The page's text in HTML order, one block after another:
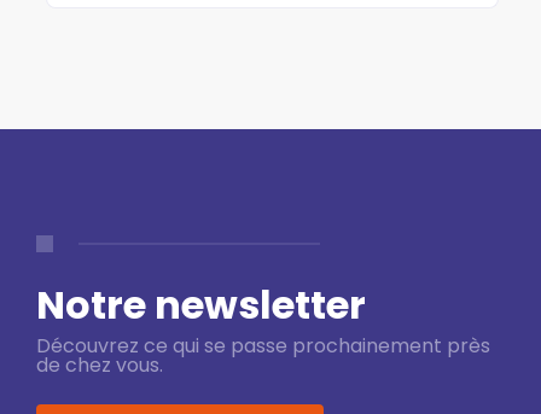
Notre newsletter
Découvrez ce qui se passe prochainement près
de chez vous.